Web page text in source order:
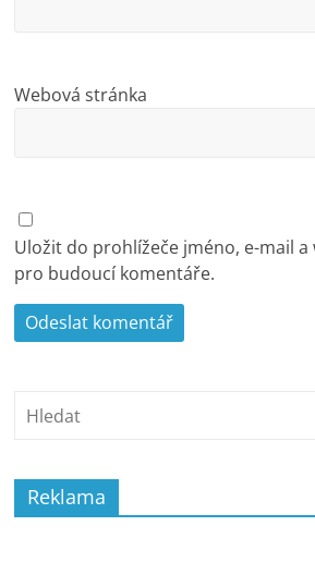
Webová stránka
Uložit do prohlížeče jméno, e-mail
pro budoucí komentáře.
Reklama